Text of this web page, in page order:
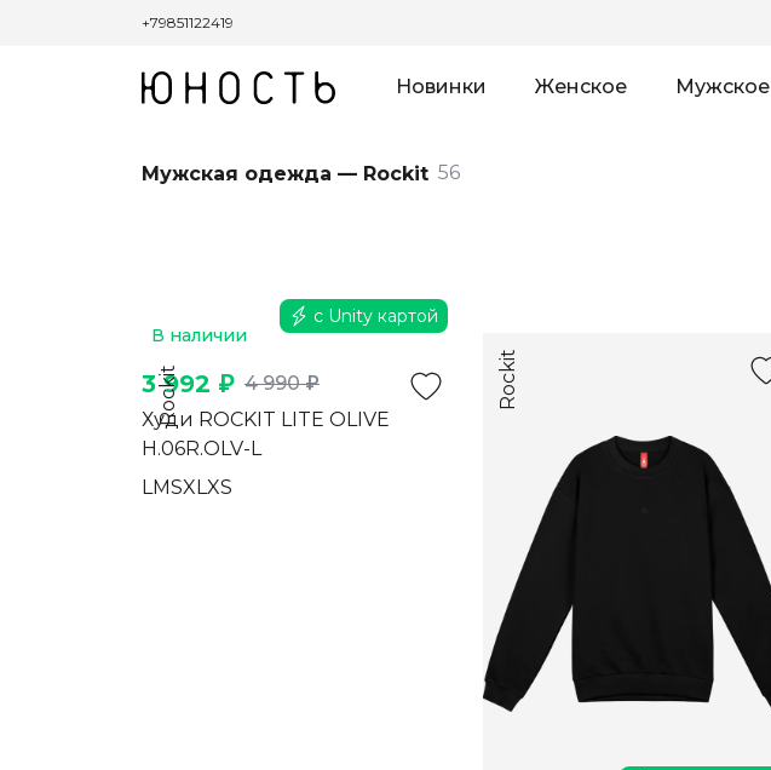
+79851122419
Новинки Женское Мужское
Мужская одежда — Rockit 56
В наличии
Rockit
с Unity картой
3 992 ₽ 4 990 ₽
Худи ROCKIT LITE OLIVE
H.06R.OLV-L
LMSXLXS
Rockit